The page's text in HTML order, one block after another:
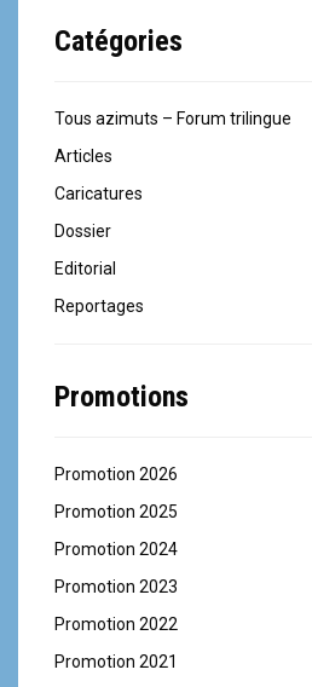
Catégories
Tous azimuts – Forum trilingue
Articles
Caricatures
Dossier
Editorial
Reportages
Promotions
Promotion 2026
Promotion 2025
Promotion 2024
Promotion 2023
Promotion 2022
Promotion 2021